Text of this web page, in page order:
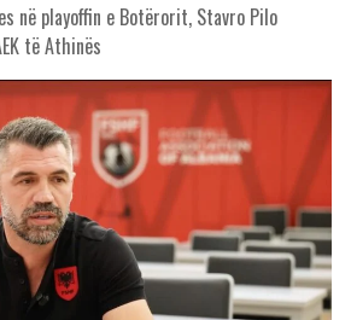
në playoffin e Botërorit, Stavro Pilo
të Athinës